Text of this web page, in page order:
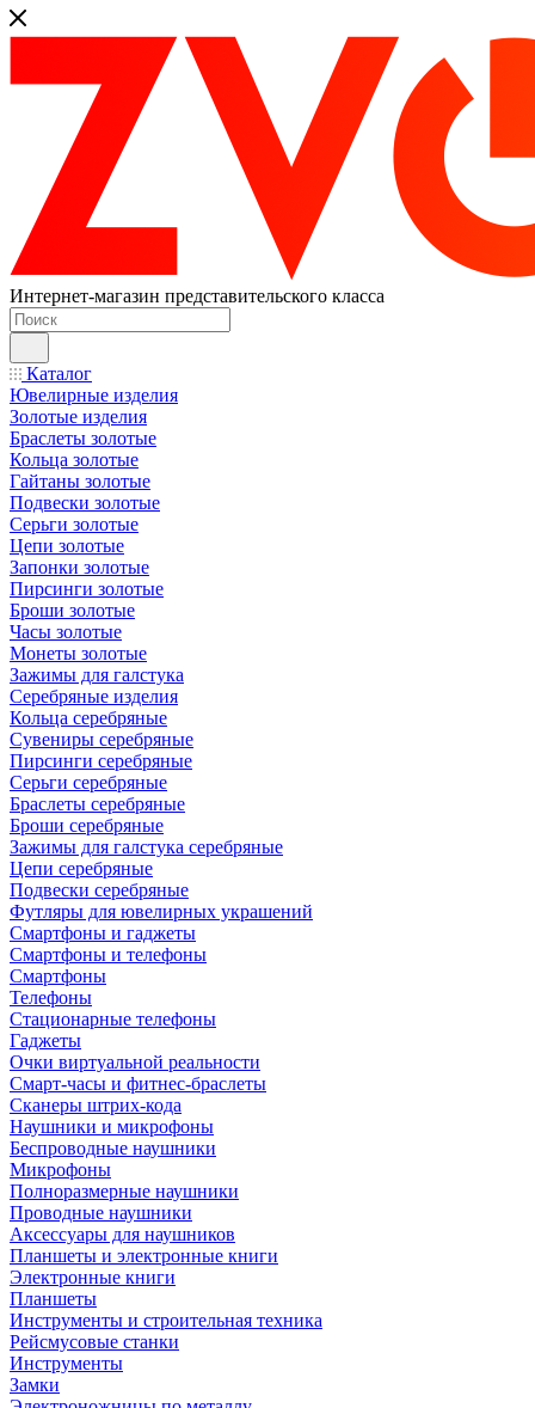
Интернет-магазин представительского класса
Каталог
Ювелирные изделия
Золотые изделия
Браслеты золотые
Кольца золотые
Гайтаны золотые
Подвески золотые
Серьги золотые
Цепи золотые
Запонки золотые
Пирсинги золотые
Броши золотые
Часы золотые
Монеты золотые
Зажимы для галстука
Серебряные изделия
Кольца серебряные
Сувениры серебряные
Пирсинги серебряные
Серьги серебряные
Браслеты серебряные
Броши серебряные
Зажимы для галстука серебряные
Цепи серебряные
Подвески серебряные
Футляры для ювелирных украшений
Смартфоны и гаджеты
Смартфоны и телефоны
Смартфоны
Телефоны
Стационарные телефоны
Гаджеты
Очки виртуальной реальности
Смарт-часы и фитнес-браслеты
Сканеры штрих-кода
Наушники и микрофоны
Беспроводные наушники
Микрофоны
Полноразмерные наушники
Проводные наушники
Аксессуары для наушников
Планшеты и электронные книги
Электронные книги
Планшеты
Инструменты и строительная техника
Рейсмусовые станки
Инструменты
Замки